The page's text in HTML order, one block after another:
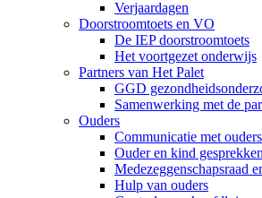
Verjaardagen
Doorstroomtoets en VO
De IEP doorstroomtoets
Het voortgezet onderwijs
Partners van Het Palet
GGD
Samenwerking met de
Ouders
Communicatie met ouders
Ouder en kind gesprekken
Medezeggenschapsraad
Hulp van ouders